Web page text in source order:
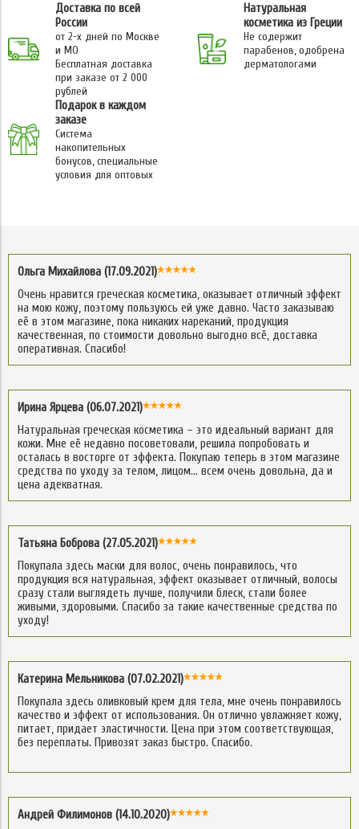
Доставка по всей
России
от 2-х дней по Москве
и МО
Бесплатная доставка
при заказе от 2 000
рублей
Натуральная
косметика из Греции
Не содержит
парабенов, одобрена
дерматологами
Подарок в каждом
заказе
Система
накопительных
бонусов, специальные
условия для оптовых
Ольга Михайлова (17.09.2021)
Очень нравится греческая косметика, оказывает отличный эффект
на мою кожу, поэтому пользуюсь ей уже давно. Часто заказываю
её в этом магазине, пока никаких нареканий, продукция
качественная, по стоимости довольно выгодно всё, доставка
оперативная. Спасибо!
Ирина Ярцева (06.07.2021)
Натуральная греческая косметика – это идеальный вариант для
кожи. Мне её недавно посоветовали, решила попробовать и
осталась в восторге от эффекта. Покупаю теперь в этом магазине
средства по уходу за телом, лицом… всем очень довольна, да и
цена адекватная.
Татьяна Боброва (27.05.2021)
Покупала здесь маски для волос, очень понравилось, что
продукция вся натуральная, эффект оказывает отличный, волосы
сразу стали выглядеть лучше, получили блеск, стали более
живыми, здоровыми. Спасибо за такие качественные средства по
уходу!
Катерина Мельникова (07.02.2021)
Покупала здесь оливковый крем для тела, мне очень понравилось
качество и эффект от использования. Он отлично увлажняет кожу,
питает, придает эластичности. Цена при этом соответствующая,
без переплаты. Привозят заказ быстро. Спасибо.
Андрей Филимонов (14.10.2020)